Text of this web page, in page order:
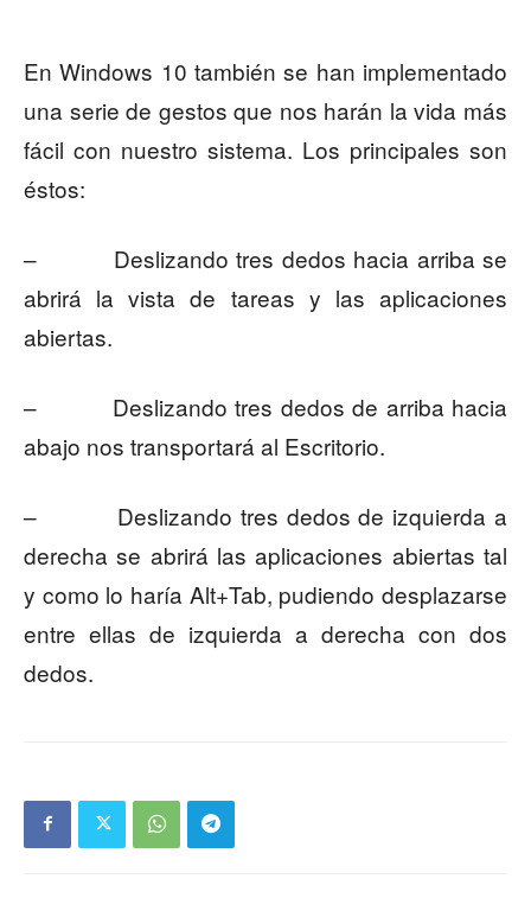
En Windows 10 también se han implementado
una serie de gestos que nos harán la vida más
fácil con nuestro sistema. Los principales son
éstos:
– Deslizando tres dedos hacia arriba se
abrirá la vista de tareas y las aplicaciones
abiertas.
– Deslizando tres dedos de arriba hacia
abajo nos transportará al Escritorio.
– Deslizando tres dedos de izquierda a
derecha se abrirá las aplicaciones abiertas tal
y como lo haría Alt+Tab, pudiendo desplazarse
entre ellas de izquierda a derecha con dos
dedos.